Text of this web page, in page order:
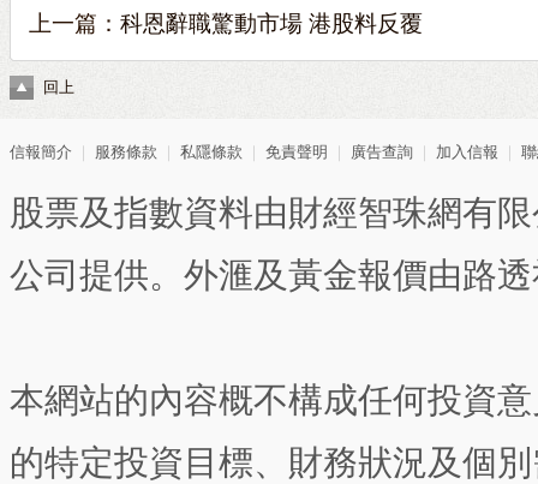
上一篇： 科恩辭職驚動市場 港股料反覆
回上
信報簡介 服務條款 私隱條款 免責聲明 廣告查詢 加入信報
股票及指數資料由財經智珠網有
公司提供。外滙及黃金報價由路
本網站的內容概不構成任何投資
的特定投資目標、財務狀況及個